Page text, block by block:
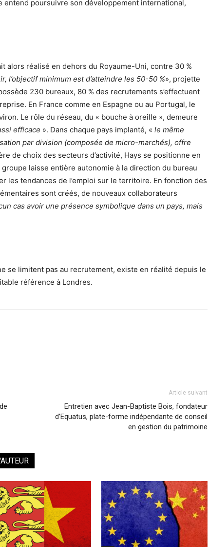
entend poursuivre son développement international,
alors réalisé en dehors du Royaume-Uni, contre 30 %
l’objectif minimum est d’atteindre les 50-50 %», projette
230 bureaux, 80 % des recrutements s’effectuent
En France comme en Espagne ou au Portugal, le
Le rôle du réseau, du « bouche à oreille », demeure
efficace ». Dans chaque pays implanté, « le même
par division (composée de micro-marchés), offre
de choix des secteurs d’activité, Hays se positionne en
laisse entière autonomie à la direction du bureau
les tendances de l’emploi sur le territoire. En fonction des
sont créés, de nouveaux collaborateurs
cas avoir une présence symbolique dans un pays, mais
se limitent pas au recrutement, existe en réalité depuis le
référence à Londres.
Article suivant
Entretien avec Jean-Baptiste Bois, fondateur
d’Equatus, plate-forme indépendante de conseil
en gestion du patrimoine